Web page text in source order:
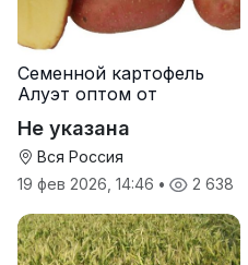
Семенной картофель
Алуэт оптом от
Не указана
Вся Россия
19 фев 2026, 14:46 • 2 638